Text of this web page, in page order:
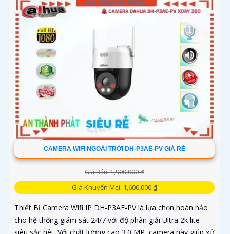
cách rõ ràng
CAMERA WIFI NGOÀI TRỜI DH-P3AE-PV GIÁ RẺ
Giá Bán: 1,900,000 ₫
Giá Khuyến Mại: 1,600,000 ₫
Thiết Bị Camera Wifi IP DH-P3AE-PV là lựa chọn hoàn hảo
cho hệ thống giám sát 24/7 với độ phân giải Ultra 2k lite